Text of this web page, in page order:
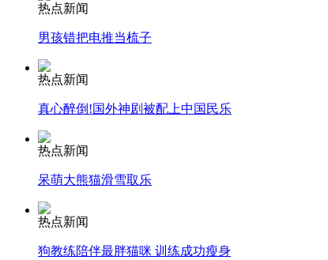
山西运城恶犬咬伤多人 警民合力深夜将其击毙
女孩北京地铁殴打老人 痛下狠手拳打脚踢
无痛分娩是否安全 医生回应
外交部：反对强权政治霸凌主义
热点新闻
男孩错把电推当梳子
热点新闻
真心醉倒!国外神剧被配上中国民乐
热点新闻
呆萌大熊猫滑雪取乐
热点新闻
狗教练陪伴最胖猫咪 训练成功瘦身